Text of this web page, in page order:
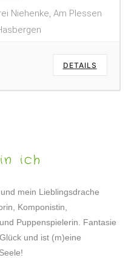
Niehenke, Am Plessen
DETAILS
ich
mein Lieblingsdrache
Komponistin,
Puppenspielerin. Fantasie
und ist (m)eine